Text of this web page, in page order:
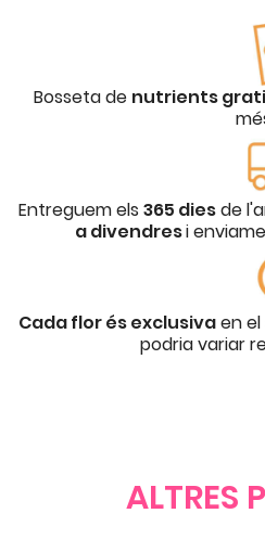
Bosseta de nutrients
Entreguem els 365 diesde
a divendresi
Cada flor és exclusivaen
podria variar
ALTRES